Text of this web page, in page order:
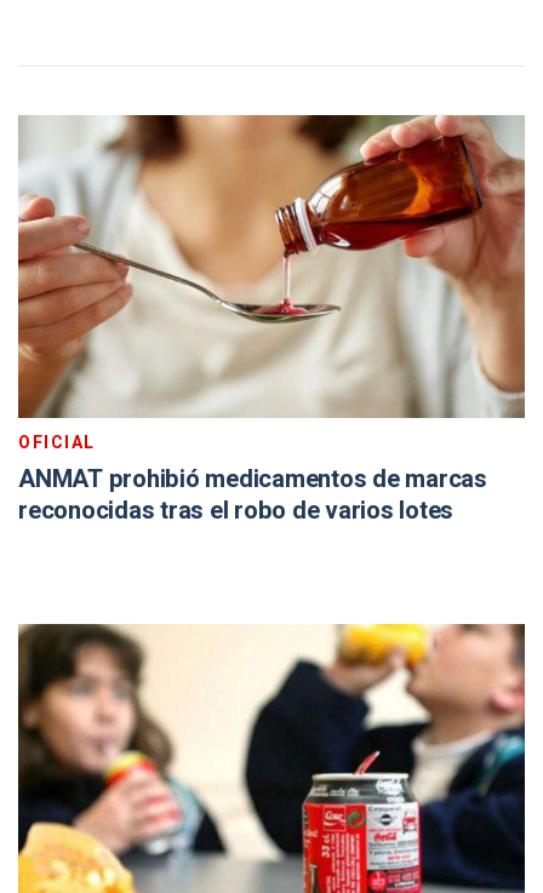
OFICIAL
ANMAT prohibió medicamentos de marcas
reconocidas tras el robo de varios lotes